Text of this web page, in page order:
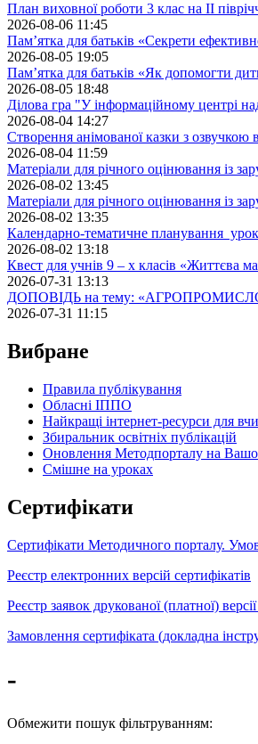
План виховної роботи 3 клас на II
2026-08-06 11:45
Пам’ятка для батьків «Секрети
2026-08-05 19:05
Пам’ятка для батьків «Як допомогти
2026-08-05 18:48
Ділова гра "У інформаційному центрі
2026-08-04 14:27
Створення анімованої казки з озвучкою
2026-08-04 11:59
Матеріали для річного оцінювання із
2026-08-02 13:45
Матеріали для річного оцінювання із
2026-08-02 13:35
Календарно-тематичне планування
2026-08-02 13:18
Квест для учнів 9 – х класів «Життєва
2026-07-31 13:13
ДОПОВІДЬ на тему:
2026-07-31 11:15
Вибране
Правила публікування
Обласні ІППО
Найкращі інтернет-ресурси для
Збиральник освітніх публікацій
Оновлення Методпорталу на
Cмішне на уроках
Сертифікати
Сертифікати Методичного порталу.
Реєстр електронних версій сертифікатів
Реєстр заявок друкованої (платної)
Замовлення сертифіката (докладна
-
Обмежити пошук фільтруванням: